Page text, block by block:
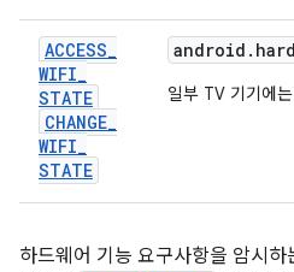
ACCESS_
WIFI_
STATE
CHANGE_
WIFI_
STATE
일부 TV 기기에
하드웨어 기능 요구사항을 암시